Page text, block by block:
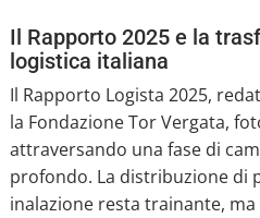
Il Rapporto 2025 e la
logistica italiana
Il Rapporto Logista 2025,
la Fondazione Tor Vergata,
attraversando una fase di
profondo. La distribuzione di
inalazione resta trainante,